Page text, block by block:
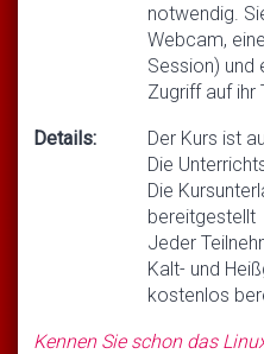
notwendig.
Webcam,
Session) und
Zugriff auf ihr
Details:
Der Kurs ist
Die
Die
bereitgestellt
Jeder
Kalt- und
kostenlos
Kennen Sie schon das